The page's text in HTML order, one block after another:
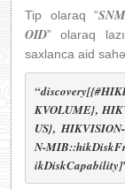
Tip olaraq “
OID” olaraq
saxlanca aid
KVOLUME},
US},
N-